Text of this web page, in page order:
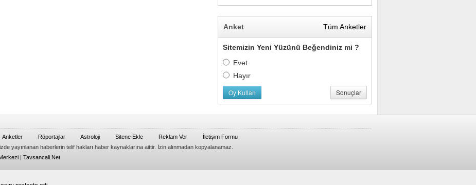
Anket Tüm Anketler
Sitemizin Yeni Yüzünü Beğendiniz mi ?
Evet
Hayır
Oy Kullan Sonuçlar
Anketler Röportajlar Astroloji Sitene Ekle Reklam Ver
İletişim Formu
yayınlanan haberlerin telif hakları haber kaynaklarına aittir. İzin alınmadan kopyalanamaz.
|Tavsancali.Net